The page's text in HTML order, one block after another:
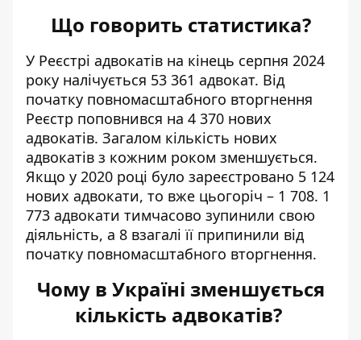
Що говорить статистика?
У Реєстрі адвокатів на кінець серпня 2024
року налічується 53 361 адвокат. Від
початку повномасштабного вторгнення
Реєстр поповнився на 4 370 нових
адвокатів. Загалом кількість нових
адвокатів з кожним роком зменшується.
Якщо у 2020 році було зареєстровано 5 124
нових адвокати, то вже цьогоріч – 1 708. 1
773 адвокати тимчасово зупинили свою
діяльність, а 8 взагалі її припинили від
початку повномасштабного вторгнення.
Чому в Україні зменшується
кількість адвокатів?